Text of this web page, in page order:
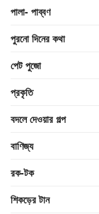
পালা- পাব্বণ
পুরনো দিনের কথা
পেট পুজো
প্রকৃতি
বদলে দেওয়ার গল্প
বাণিজ্য
রক-টক
শিকড়ের টান